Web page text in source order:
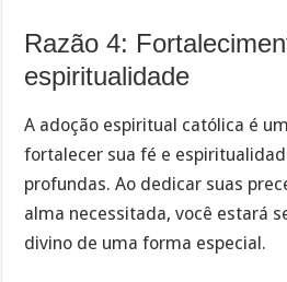
Razão 4:
espiritualidade
A adoção espiritual católica é
fortalecer sua fé e
profundas. Ao dedicar suas
alma necessitada, você estará
divino de uma forma especial.